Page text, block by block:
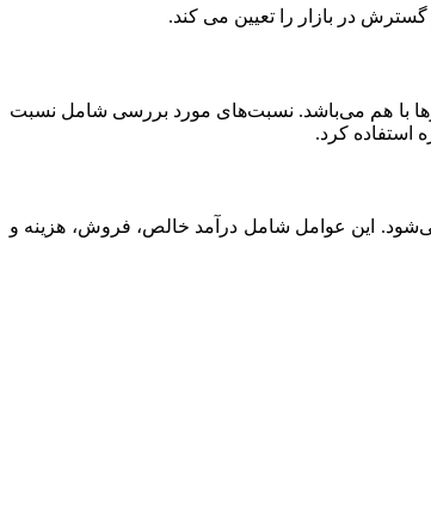
در بازار را تعیین می کند.
با هم می‌باشد. نسبت‌های مورد بررسی شامل نسبت
استفاده کرد.
این عوامل شامل درآمد خالص، فروش، هزینه و